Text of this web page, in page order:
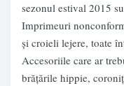
sezonul estival 2015
Imprimeuri
și croieli lejere, toate
Accesoriile care ar
brățările hippie,